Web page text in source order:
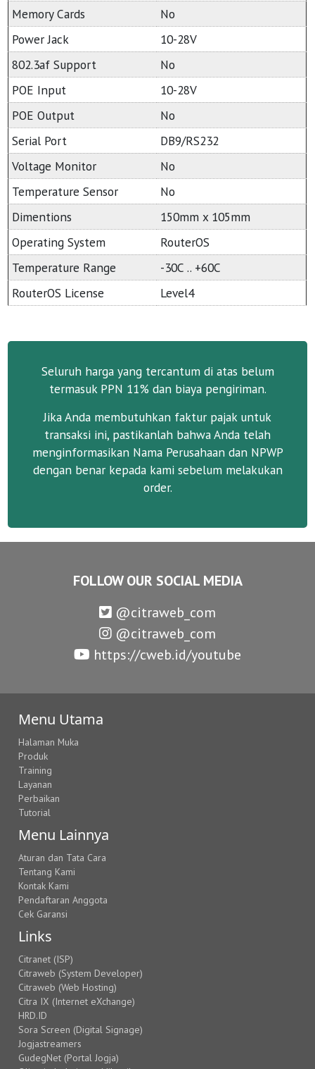
Memory Cards
No
Power Jack
10-28V
802.3af Support
No
POE Input
10-28V
POE Output
No
Serial Port
DB9/RS232
Voltage Monitor
No
Temperature Sensor
No
Dimentions
150mm x 105mm
Operating System
RouterOS
Temperature Range
-30C .. +60C
RouterOS License
Level4
Seluruh harga yang tercantum di atas belum
termasuk PPN 11% dan biaya pengiriman.
Jika Anda membutuhkan faktur pajak untuk
transaksi ini, pastikanlah bahwa Anda telah
menginformasikan Nama Perusahaan dan NPWP
dengan benar kepada kami sebelum melakukan
order.
FOLLOW OUR SOCIAL MEDIA
@citraweb_com
@citraweb_com
https://cweb.id/youtube
Menu Utama
Halaman Muka
Produk
Training
Layanan
Perbaikan
Tutorial
Menu Lainnya
Aturan dan Tata Cara
Tentang Kami
Kontak Kami
Pendaftaran Anggota
Cek Garansi
Links
Citranet (ISP)
Citraweb (System Developer)
Citraweb (Web Hosting)
Citra IX (Internet eXchange)
HRD.ID
Sora Screen (Digital Signage)
Jogjastreamers
GudegNet (Portal Jogja)